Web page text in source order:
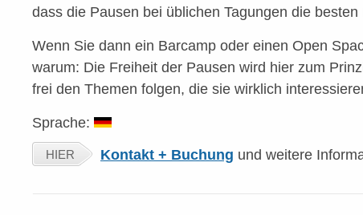
dass die Pausen bei üblichen Tagungen die
Wenn Sie dann ein Barcamp oder einen Open
warum: Die Freiheit der Pausen wird hier zum
frei den Themen folgen, die sie wirklich
Sprache:
HIER Kontakt + Buchung und weitere